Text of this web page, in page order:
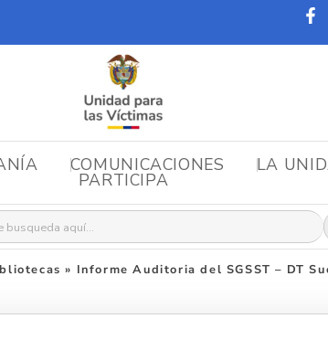
COMUNICACIONES LA
PARTICIPA
» Informe Auditoria del SGSST – DT